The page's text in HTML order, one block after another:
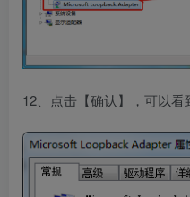
12、点击【确认】，可以看